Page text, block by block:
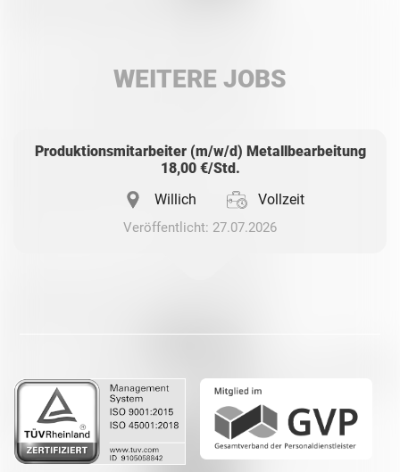
WEITERE JOBS
Produktionsmitarbeiter (m/w/d) Metallbearbeitung
18,00 €/Std.
Willich
Vollzeit
Veröffentlicht: 27.07.2026